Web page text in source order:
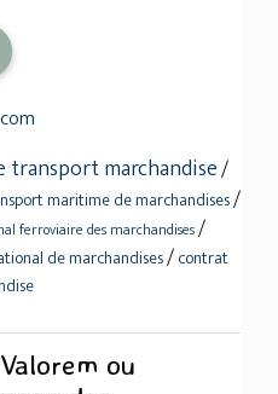
transport marchandise/
maritime de marchandises/
ferroviaire des marchandises/
de marchandises/contrat
ou